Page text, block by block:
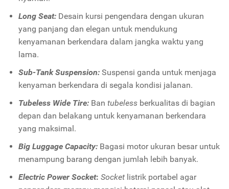
Long Seat: Desain kursi pengendara dengan ukuran
yang panjang dan elegan untuk mendukung
kenyamanan berkendara dalam jangka waktu yang
lama.
Sub-Tank Suspension: Suspensi ganda untuk menjaga
kenyaman berkendara di segala kondisi jalanan.
Tubeless Wide Tire: Ban tubeless berkualitas di bagian
depan dan belakang untuk kenyamanan berkendara
yang maksimal.
Big Luggage Capacity: Bagasi motor ukuran besar untuk
menampung barang dengan jumlah lebih banyak.
Electric Power Socket: Socket listrik portabel agar